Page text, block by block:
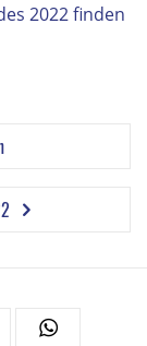
2022 finden